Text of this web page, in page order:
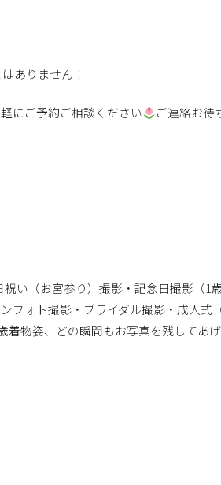
ありません！
にご予約ご相談ください
ご連絡お待
い（お宮参り）撮影・記念日撮影（1
フォト撮影・ブライダル撮影・成人式
着物姿、どの瞬間もお写真を残してあ